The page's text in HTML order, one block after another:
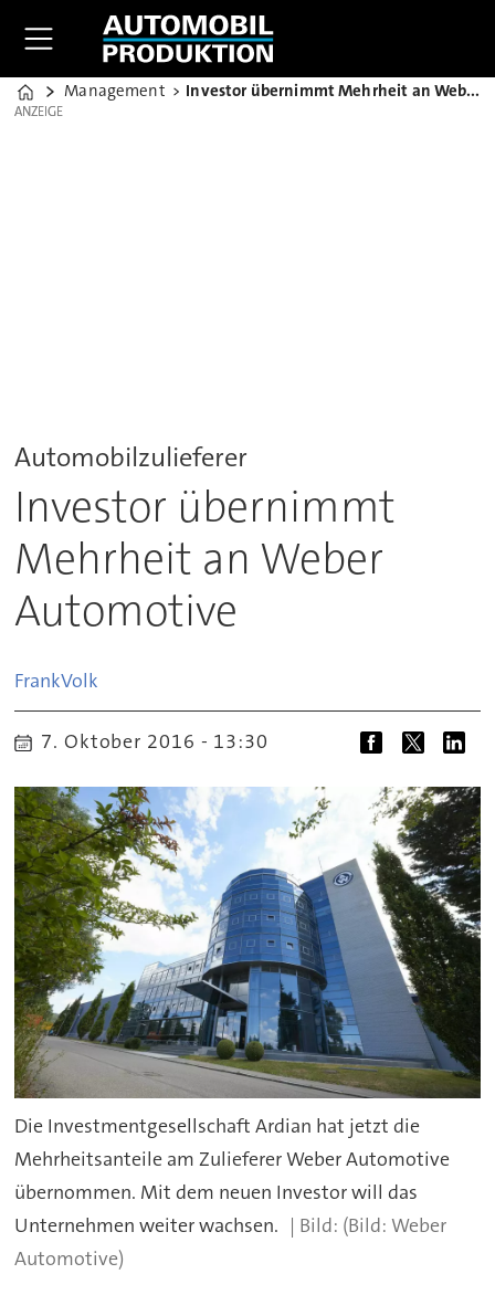
Home
Management Investor übernimmt Mehrheit an Weber Automotive
ANZEIGE
ANZEIGE
Automobilzulieferer
Investor übernimmt
Mehrheit an Weber
Automotive
FrankVolk
7. Oktober 2016 - 13:30
Die Investmentgesellschaft Ardian hat jetzt die
Mehrheitsanteile am Zulieferer Weber Automotive
übernommen. Mit dem neuen Investor will das
Unternehmen weiter wachsen.
(Bild: Weber
Automotive)